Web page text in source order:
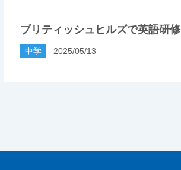
ブリティッシュヒルズで英語研修
中学 2025/05/13